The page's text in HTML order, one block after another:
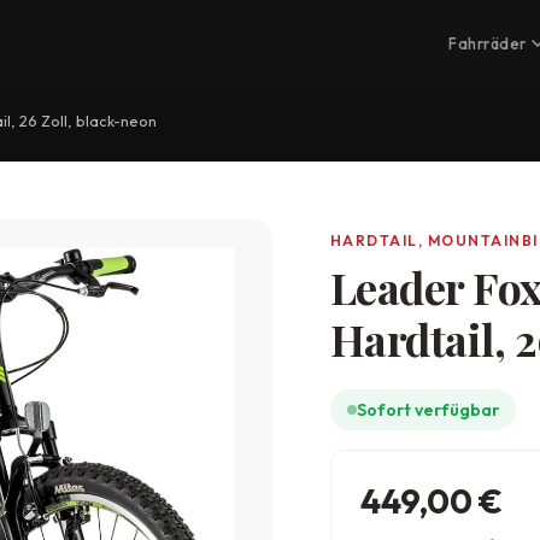
Fahrräder
26 Zoll, black-neon
HARDTAIL,
Leader
Hardtail,
Sofort verfügbar
449,00€